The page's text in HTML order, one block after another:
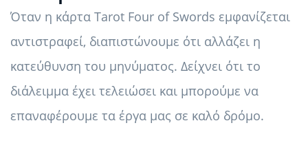
Όταν η κάρτα Tarot Four of Swords εμφανίζεται
αντιστραφεί, διαπιστώνουμε ότι αλλάζει η
κατεύθυνση του μηνύματος. Δείχνει ότι το
διάλειμμα έχει τελειώσει και μπορούμε να
επαναφέρουμε τα έργα μας σε καλό δρόμο.